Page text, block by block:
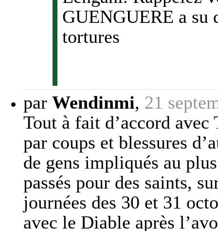
GUENGUERE a su
tortures
par Wendinmi, 21
Tout à fait d’accord
par coups et blessures
de gens impliqués au
passés pour des saints,
journées des 30 et 31
avec le Diable après